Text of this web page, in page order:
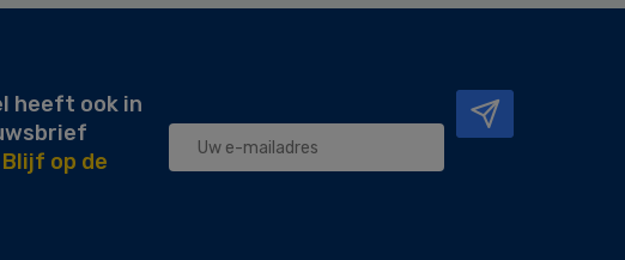
heeft ook in
Blijf op de